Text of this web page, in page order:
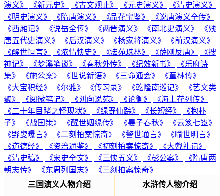
演义》
《新元史》 《古文观止》 《元史演义》
《清史演义》
《明史演义》
《隋唐演义》 《品花宝鉴》
《说唐演义全传》
《西厢记》
《说岳全传》 《两晋演义》 《南北史演义》
《残
唐五代史演义》
《后汉演义》 《杨家将演义》
《前汉演义》
《醒世恒言》
《浓情快史》 《法苑珠林》 《薛刚反唐》
《搜
神记》
《梦溪笔谈》 《春秋外传》 《纪效新书》
《乐府诗
集》
《施公案》 《世说新语》 《三命通会》
《童林传》
《大宝积经》
《尔雅》 《传习录》 《乾隆南巡记》
《艺文类
聚》
《阅微笔记》 《刘向说苑》 《论衡》
《海上花列传》
《二十年目睹之怪现状》
《绿野仙踪》 《长短经》
《抱朴
子》
《战国策》 《醒世姻缘传》 《晏子春秋》
《云笈七签》
《野叟曝言》
《二刻拍案惊奇》 《警世通言》
《喻世明言》
《道德经》
《资治通鉴》 《初刻拍案惊奇》
《大戴礼记》
《清史稿》
《宋史全文》 《三侠五义》 《彭公案》
《隋唐两
朝志传》
《东周列国志》
《三刻拍案惊奇》
三国演义人物介绍
水浒传人物介绍